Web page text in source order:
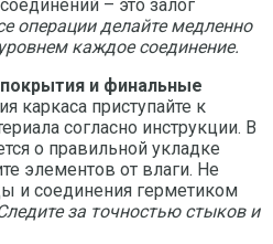
– это залог
операции делайте медленно
каждое соединение.
и финальные
каркаса приступайте к
согласно инструкции. В
о правильной укладке
элементов от влаги. Не
и соединения герметиком
за точностью стыков и